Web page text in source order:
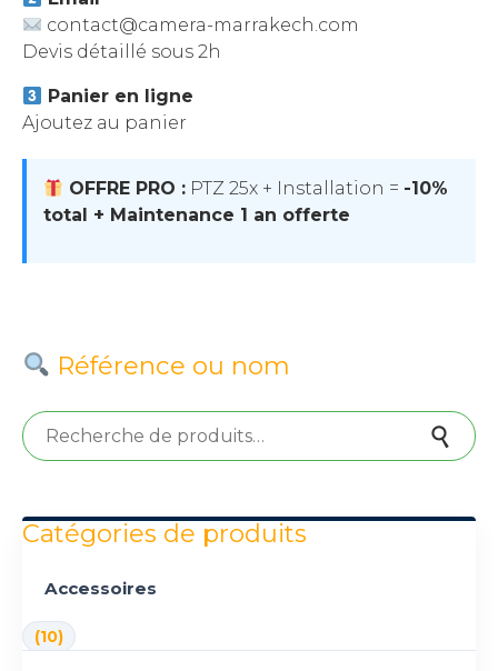
contact@camera-marrakech.com
Devis détaillé sous 2h
Panier en ligne
Ajoutez au panier
OFFRE PRO : PTZ 25x + Installation = -10%
total + Maintenance 1 an offerte
Référence ou nom
Recherche pour :
Catégories de produits
Accessoires
(10)